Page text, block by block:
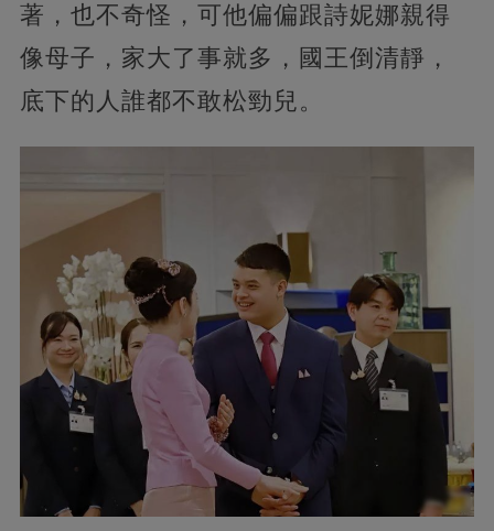
著，也不奇怪，可他偏偏跟詩妮娜親得
像母子，家大了事就多，國王倒清靜，
底下的人誰都不敢松勁兒。